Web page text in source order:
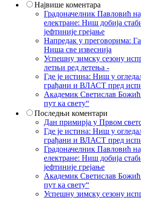
Највише коментара
Градоначелник Павловић
електране: Ниш добија
јефтиније грејање
Напредак у преговорима:
Ниша све извеснија
Успешну зимску сезону
летњи ред летења -
Где је истина: Ниш у
грађани и ВЛАСТ пред
Академик Светислав
пут ка свету“
Последњи коментари
Дан примирја у Првом
Где је истина: Ниш у
грађани и ВЛАСТ пред
Градоначелник Павловић
електране: Ниш добија
јефтиније грејање
Академик Светислав
пут ка свету“
Успешну зимску сезону